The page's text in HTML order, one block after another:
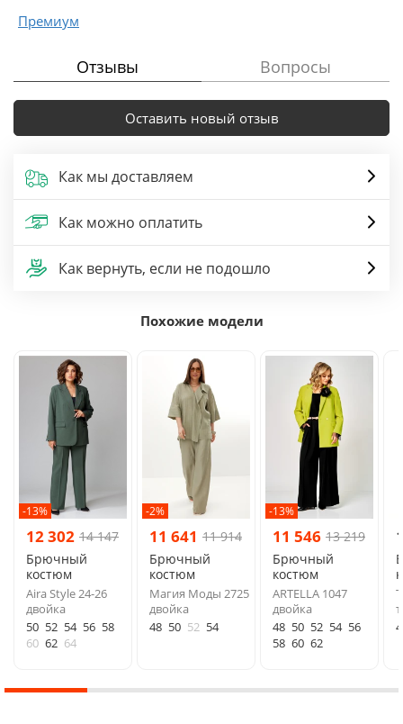
Премиум
Отзывы Вопросы
Оставить новый отзыв
Как мы доставляем
Как можно оплатить
Как вернуть, если не подошло
Похожие модели
-13%
12 302 14 147
Брючный
костюм
Aira Style 24-26
двойка
50 52 54 56 58
60 62 64
-2%
11 641 11 914
Брючный
костюм
Магия Моды 2725
двойка
48 50 52 54
-13%
11 546 13 219
Брючный
костюм
ARTELLA 1047
двойка
48 50 52 54 56
58 60 62